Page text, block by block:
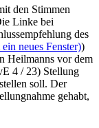
den Stimmen
Linke bei
des
neues Fenster))
Heilmanns vor dem
4 / 23) Stellung
soll. Der
gehabt,